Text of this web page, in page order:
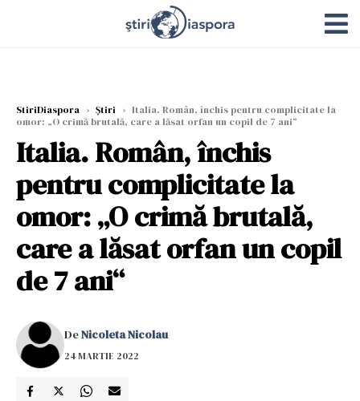
StiriDiaspora › Știri › Italia. Român, închis pentru complicitate la
omor: „O crimă brutală, care a lăsat orfan un copil de 7 ani“
Italia. Român, închis
pentru complicitate la
omor: „O crimă brutală,
care a lăsat orfan un copil
de 7 ani“
DeNicoleta Nicolau
24 MARTIE 2022